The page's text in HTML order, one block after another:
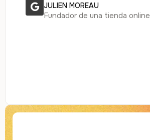
JULIEN MOREAU
Fundador de una tienda online